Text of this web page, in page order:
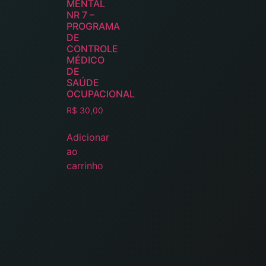
MENTAL
NR 7 –
PROGRAMA
DE
CONTROLE
MÉDICO
DE
SAÚDE
OCUPACIONAL
R$ 30,00
Adicionar
ao
carrinho